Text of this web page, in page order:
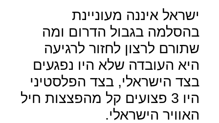
ישראל איננה מעוניינת
בהסלמה בגבול הדרום ומה
שתורם לרצון לחזור לרגיעה
היא העובדה שלא היו נפגעים
בצד הישראלי, בצד הפלסטיני
היו 3 פצועים קל מהפצצות חיל
האוויר הישראלי.